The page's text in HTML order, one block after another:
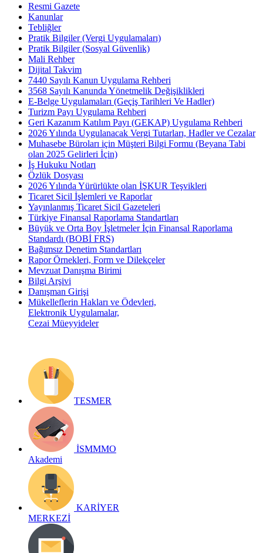
Resmi Gazete
Kanunlar
Tebliğler
Pratik Bilgiler (Vergi Uygulamaları)
Pratik Bilgiler (Sosyal Güvenlik)
Mali Rehber
Dijital Takvim
7440 Sayılı Kanun Uygulama Rehberi
3568 Sayılı Kanunda Yönetmelik Değişiklikleri
E-Belge Uygulamaları (Geçiş Tarihleri Ve Hadler)
Turizm Payı Uygulama Rehberi
Geri Kazanım Katılım Payı (GEKAP) Uygulama Rehberi
2026 Yılında Uygulanacak Vergi Tutarları, Hadler ve Cezalar
Muhasebe Büroları için Müşteri Bilgi Formu (Beyana Tabi
olan 2025 Gelirleri İçin)
İş Hukuku Notları
Özlük Dosyası
2026 Yılında Yürürlükte olan İŞKUR Teşvikleri
Ticaret Sicil İşlemleri ve Raporlar
Yayınlanmış Ticaret Sicil Gazeteleri
Türkiye Finansal Raporlama Standartları
Büyük ve Orta Boy İşletmeler İçin Finansal Raporlama
Standardı (BOBİ FRS)
Bağımsız Denetim Standartları
Rapor Örnekleri, Form ve Dilekçeler
Mevzuat Danışma Birimi
Bilgi Arşivi
Danışman Girişi
Mükelleflerin Hakları ve Ödevleri,
Elektronik Uygulamalar,
Cezai Müeyyideler
TESMER
İSMMMO
Akademi
KARİYER
MERKEZİ